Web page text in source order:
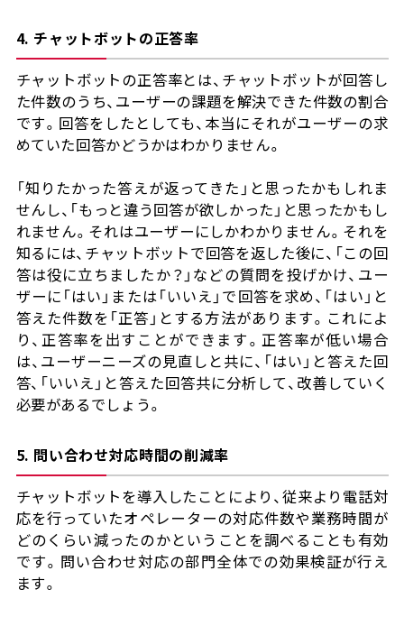
4. チャットボットの正答率
チャットボットの正答率とは、チャットボットが回答し
た件数のうち、ユーザーの課題を解決できた件数の割合
です。回答をしたとしても、本当にそれがユーザーの求
めていた回答かどうかはわかりません。
「知りたかった答えが返ってきた」と思ったかもしれま
せんし、「もっと違う回答が欲しかった」と思ったかもし
れません。それはユーザーにしかわかりません。それを
知るには、チャットボットで回答を返した後に、「この回
答は役に立ちましたか？」などの質問を投げかけ、ユー
ザーに「はい」または「いいえ」で回答を求め、「はい」と
答えた件数を「正答」とする方法があります。これによ
り、正答率を出すことができます。正答率が低い場合
は、ユーザーニーズの見直しと共に、「はい」と答えた回
答、「いいえ」と答えた回答共に分析して、改善していく
必要があるでしょう。
5. 問い合わせ対応時間の削減率
チャットボットを導入したことにより、従来より電話対
応を行っていたオペレーターの対応件数や業務時間が
どのくらい減ったのかということを調べることも有効
です。問い合わせ対応の部門全体での効果検証が行え
ます。